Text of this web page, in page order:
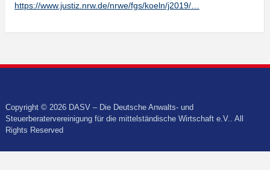
https://www.justiz.nrw.de/nrwe/fgs/koeln/j2019/…
Copyright © 2026 DASV – Die Deutsche Anwalts- und
Steuerberatervereinigung für die mittelständische Wirtschaft e.V.. All
Rights Reserved